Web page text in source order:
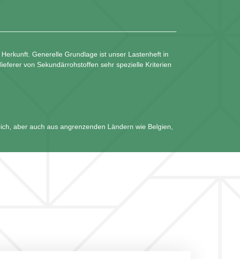
Generelle Grundlage ist unser Lastenheft in
von Sekundärrohstoffen sehr spezielle Kriterien
aber auch aus angrenzenden Ländern wie Belgien,